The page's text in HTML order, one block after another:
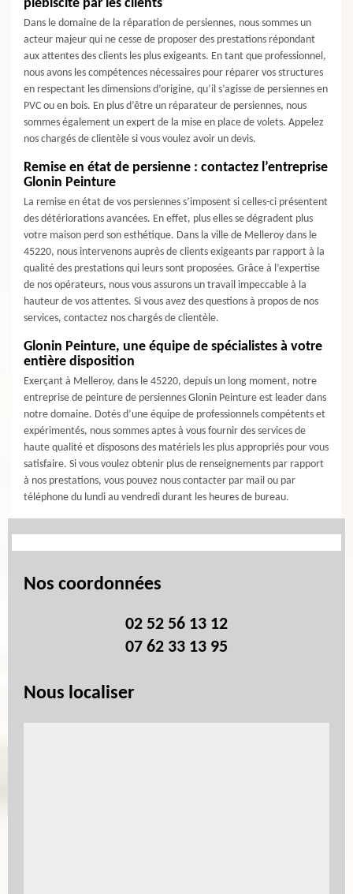
plébiscité par les clients
Dans le domaine de la réparation de persiennes, nous sommes un
acteur majeur qui ne cesse de proposer des prestations répondant
aux attentes des clients les plus exigeants. En tant que professionnel,
nous avons les compétences nécessaires pour réparer vos structures
en respectant les dimensions d’origine, qu’il s’agisse de persiennes en
PVC ou en bois. En plus d’être un réparateur de persiennes, nous
sommes également un expert de la mise en place de volets. Appelez
nos chargés de clientèle si vous voulez avoir un devis.
Remise en état de persienne : contactez l’entreprise
Glonin Peinture
La remise en état de vos persiennes s’imposent si celles-ci présentent
des détériorations avancées. En effet, plus elles se dégradent plus
votre maison perd son esthétique. Dans la ville de Melleroy dans le
45220, nous intervenons auprès de clients exigeants par rapport à la
qualité des prestations qui leurs sont proposées. Grâce à l’expertise
de nos opérateurs, nous vous assurons un travail impeccable à la
hauteur de vos attentes. Si vous avez des questions à propos de nos
services, contactez nos chargés de clientèle.
Glonin Peinture, une équipe de spécialistes à votre
entière disposition
Exerçant à Melleroy, dans le 45220, depuis un long moment, notre
entreprise de peinture de persiennes Glonin Peinture est leader dans
notre domaine. Dotés d’une équipe de professionnels compétents et
expérimentés, nous sommes aptes à vous fournir des services de
haute qualité et disposons des matériels les plus appropriés pour vous
satisfaire. Si vous voulez obtenir plus de renseignements par rapport
à nos prestations, vous pouvez nous contacter par mail ou par
téléphone du lundi au vendredi durant les heures de bureau.
Nos coordonnées
02 52 56 13 12
07 62 33 13 95
Nous localiser